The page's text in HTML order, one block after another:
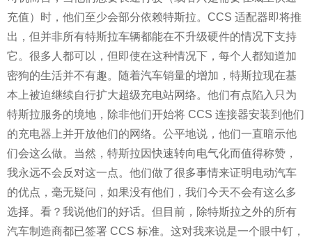
充值）时，他们至少会部分依赖特斯拉。CCS 适配器即将推
出，但并非所有特斯拉车辆都能在不升级硬件的情况下支持
它。很多人都可以，但即使在这种情况下，每个人都知道加
密狗的生活并不有趣。随着汽车销量的增加，特斯拉现在基
本上被迫继续自行扩大超级充电站网络。他们有点陷入只为
特斯拉服务的境地，除非他们开始将 CCS 连接器安装到他们
的充电器上并开放他们的网络。公平地说，他们一直暗示他
们会这么做。当然，特斯拉因快速转向电气化而值得称赞，
我永远不会反对这一点。他们做了很多事情来证明电动汽车
的优点，毫无疑问，如果没有他们，我们今天不会有这么多
选择。看？我说他们的好话。但目前，除特斯拉之外的所有
汽车制造商都已签署 CCS 标准。这对我来说是一个眼中钉，